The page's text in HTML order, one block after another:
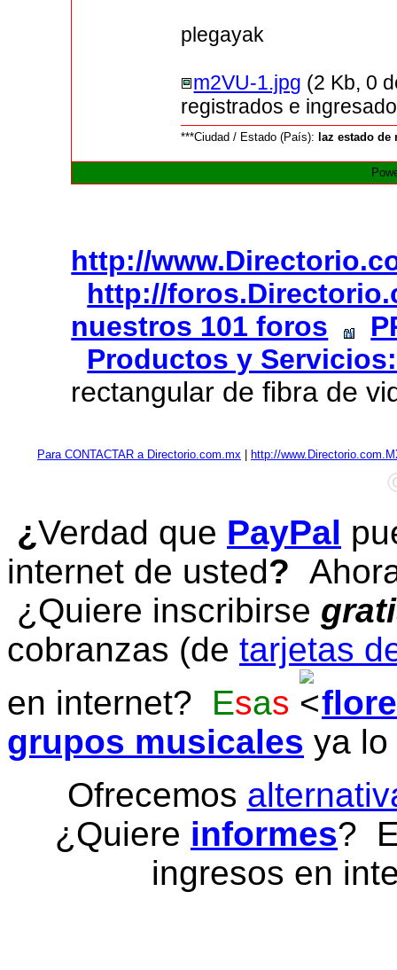
plegayak
m2VU-1.jpg (2 Kb, 0
registrados e
***Ciudad / Estado (País): laz estado
http://
http://
nuestros 101 foros
Productos y
rectangular de fibra de
Para CONTACTAR a Directorio.com.mx http://
¿Verdad que PayPal
internet de usted?
¿Quiere inscribirse
cobranzas (de tarjetas
en internet? Esas
grupos musicales ya
Ofrecemos
¿Quiere informes?
ingresos en